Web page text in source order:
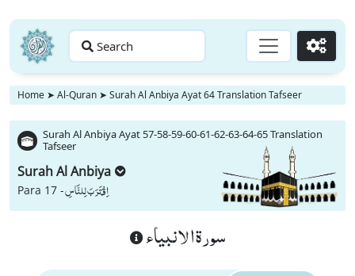
Search Go
Home ➤ Al-Quran ➤ Surah Al Anbiya Ayat 64 Translation Tafseer
Surah Al Anbiya Ayat 57-58-59-60-61-62-63-64-65 Translation
Tafseer
Surah Al Anbiya
Para 17 -اِقْتَرَبَ لِلنَّاسِ
سورة الانبياء